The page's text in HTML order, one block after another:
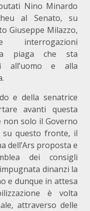
Nino Minardo
al Senato, su
Giuseppe Milazzo,
interrogazioni
piaga che sta
all’uomo e alla
e della senatrice
avanti questa
non solo il Governo
su questo fronte, il
dell’Ars proposta e
dei consigli
dinanzi la
e dunque in attesa
è volta
attraverso delle